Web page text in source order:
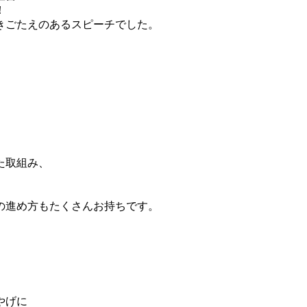
たえのあるスピーチでした。
組み、
め方もたくさんお持ちです。
げに